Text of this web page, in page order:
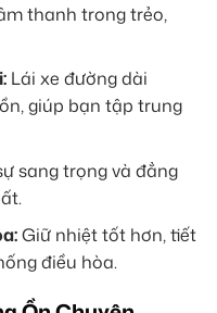
thanh trong trẻo,
Lái xe đường dài
giúp bạn tập trung
sang trọng và đẳng
Giữ nhiệt tốt hơn, tiết
điều hòa.